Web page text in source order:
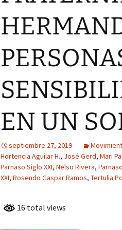
FRANCISCO
LA
PARNASO
MARTÍNEZ,
LA
PARNASO
LUIS ENRIQUE
BERREZUETA,
23 PARNASO
VICTORIA
CONDE,
EN UN
septiembre 27, 2019
Hortencia Aguilar H., José Gerd, Mari
Parnaso Siglo XXI, Nelso Rivera,
XXI, Rosendo Gaspar Ramos, Tertulia
16 total views